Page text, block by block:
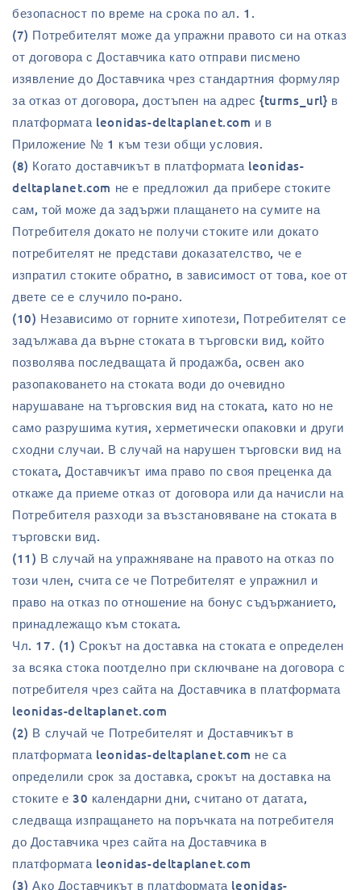
безопасност по време на срока по ал. 1.
(7) Потребителят може да упражни правото си на отказ
от договора с Доставчика като отправи писмено
изявление до Доставчика чрез стандартния формуляр
за отказ от договора, достъпен на адрес {turms_url} в
платформата leonidas-deltaplanet.com и в
Приложение № 1 към тези общи условия.
(8) Когато доставчикът в платформата leonidas-
deltaplanet.com не е предложил да прибере стоките
сам, той може да задържи плащането на сумите на
Потребителя докато не получи стоките или докато
потребителят не представи доказателство, че е
изпратил стоките обратно, в зависимост от това, кое от
двете се е случило по-рано.
(10) Независимо от горните хипотези, Потребителят се
задължава да върне стоката в търговски вид, който
позволява последващата й продажба, освен ако
разопаковането на стоката води до очевидно
нарушаване на търговския вид на стоката, като но не
само разрушима кутия, херметически опаковки и други
сходни случаи. В случай на нарушен търговски вид на
стоката, Доставчикът има право по своя преценка да
откаже да приеме отказ от договора или да начисли на
Потребителя разходи за възстановяване на стоката в
търговски вид.
(11) В случай на упражняване на правото на отказ по
този член, счита се че Потребителят е упражнил и
право на отказ по отношение на бонус съдържанието,
принадлежащо към стоката.
Чл. 17. (1) Срокът на доставка на стоката е определен
за всяка стока поотделно при сключване на договора с
потребителя чрез сайта на Доставчика в платформата
leonidas-deltaplanet.com
(2) В случай че Потребителят и Доставчикът в
платформата leonidas-deltaplanet.com не са
определили срок за доставка, срокът на доставка на
стоките е 30 календарни дни, считано от датата,
следваща изпращането на поръчката на потребителя
до Доставчика чрез сайта на Доставчика в
платформата leonidas-deltaplanet.com
(3) Ако Доставчикът в платформата leonidas-